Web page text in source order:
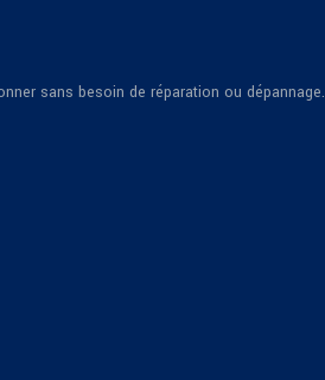
sans besoin de réparation ou dépannage.